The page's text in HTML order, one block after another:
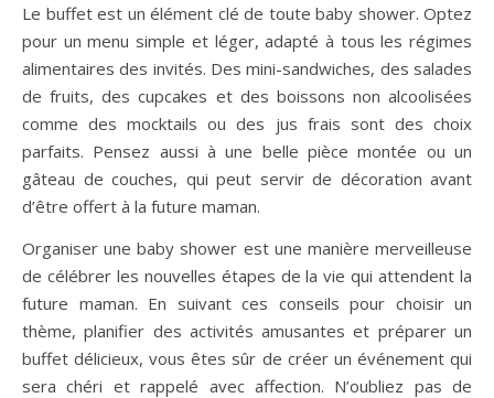
Le buffet est un élément clé de toute baby shower. Optez
pour un menu simple et léger, adapté à tous les régimes
alimentaires des invités. Des mini-sandwiches, des salades
de fruits, des cupcakes et des boissons non alcoolisées
comme des mocktails ou des jus frais sont des choix
parfaits. Pensez aussi à une belle pièce montée ou un
gâteau de couches, qui peut servir de décoration avant
d’être offert à la future maman.
Organiser une baby shower est une manière merveilleuse
de célébrer les nouvelles étapes de la vie qui attendent la
future maman. En suivant ces conseils pour choisir un
thème, planifier des activités amusantes et préparer un
buffet délicieux, vous êtes sûr de créer un événement qui
sera chéri et rappelé avec affection. N’oubliez pas de